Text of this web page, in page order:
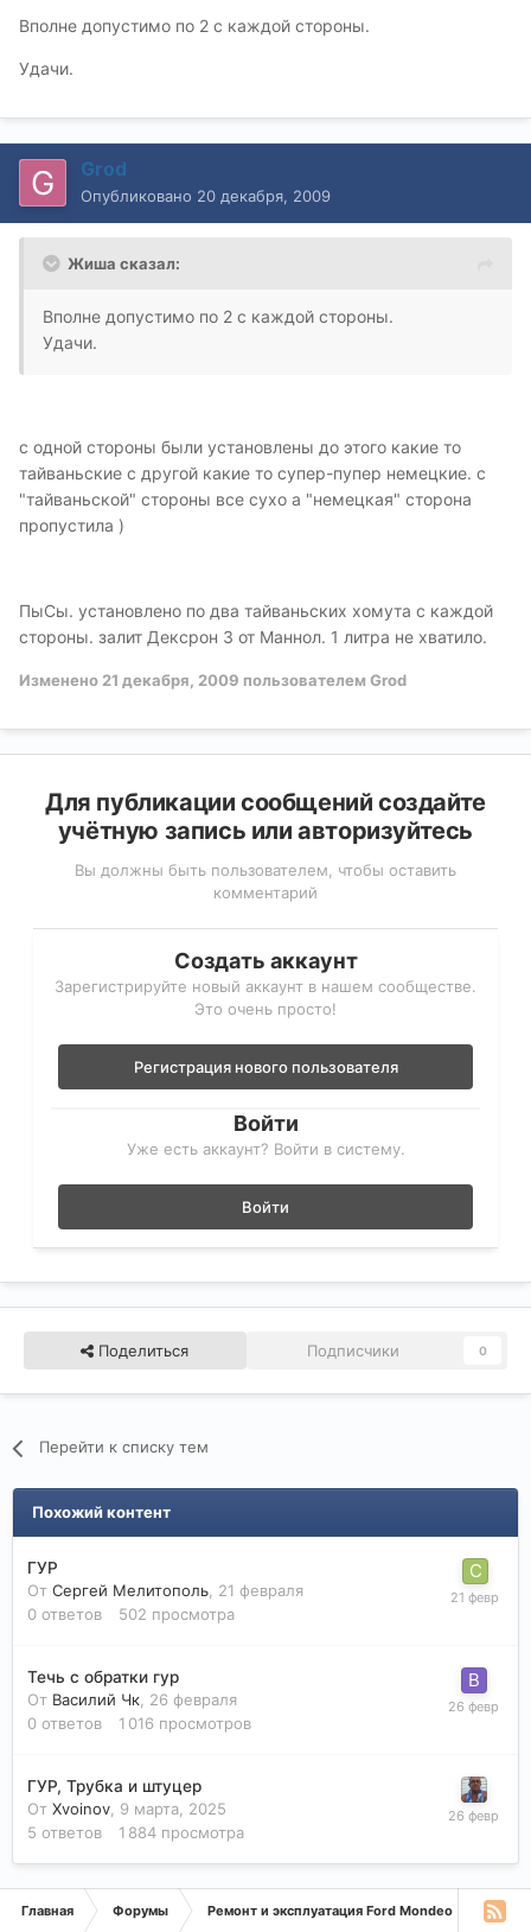
Вполне допустимо по 2 с каждой стороны.
Удачи.
Grod
Опубликовано 20 декабря, 2009
Жиша сказал:
Вполне допустимо по 2 с каждой стороны.
Удачи.
с одной стороны были установлены до этого какие то
тайваньские с другой какие то супер-пупер немецкие. с
"тайваньской" стороны все сухо а "немецкая" сторона
пропустила )
ПыСы. установлено по два тайваньских хомута с каждой
стороны. залит Дексрон 3 от Маннол. 1 литра не хватило.
Изменено 21 декабря, 2009 пользователем Grod
Для публикации сообщений создайте
учётную запись или авторизуйтесь
Вы должны быть пользователем, чтобы оставить
комментарий
Создать аккаунт
Зарегистрируйте новый аккаунт в нашем сообществе.
Это очень просто!
Регистрация нового пользователя
Войти
Уже есть аккаунт? Войти в систему.
Войти
Поделиться Подписчики 0
Перейти к списку тем
Похожий контент
ГУР
От Сергей Мелитополь 21 февраля
0 ответов 502 просмотра
Течь с обратки гур
От Василий Чк 26 февраля
0 ответов 1 016 просмотров
ГУР, Трубка и штуцер
От Xvoinov 9 марта, 2025
5 ответов 1 884 просмотра
Главная Форумы Ремонт и эксплуатация Ford Mondeo